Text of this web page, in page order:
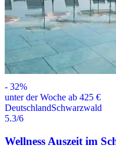
- 32%
unter der Woche ab 425 €
DeutschlandSchwarzwald
5.3/6
Wellness Auszeit im